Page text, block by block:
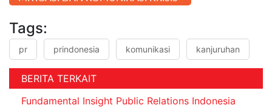
Tags:
pr prindonesia komunikasi kanjuruhan
BERITA TERKAIT
Fundamental Insight Public Relations Indonesia